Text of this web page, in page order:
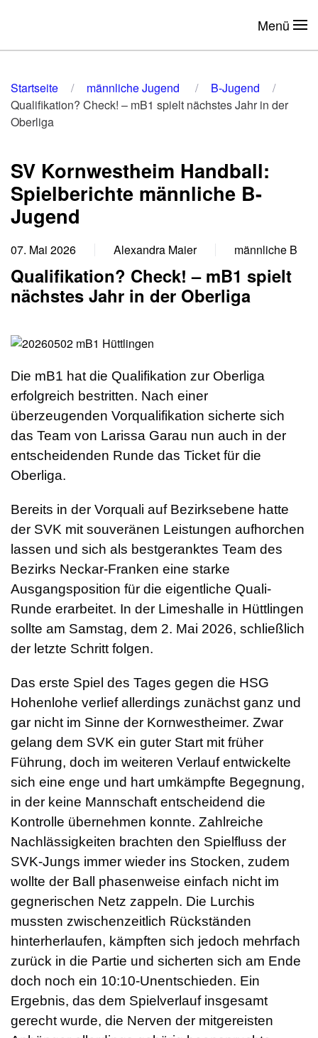
Menü
Startseite männliche Jugend
B-Jugend
Qualifikation? Check! – mB1 spielt nächstes Jahr in der
Oberliga
SV Kornwestheim Handball:
Spielberichte männliche B-
Jugend
07. Mai 2026 Alexandra Maier männliche B
Qualifikation? Check! – mB1 spielt
nächstes Jahr in der Oberliga
Die mB1 hat die Qualifikation zur Oberliga
erfolgreich bestritten. Nach einer
überzeugenden Vorqualifikation sicherte sich
das Team von Larissa Garau nun auch in der
entscheidenden Runde das Ticket für die
Oberliga.
Bereits in der Vorquali auf Bezirksebene hatte
der SVK mit souveränen Leistungen aufhorchen
lassen und sich als bestgeranktes Team des
Bezirks Neckar-Franken eine starke
Ausgangsposition für die eigentliche Quali-
Runde erarbeitet. In der Limeshalle in Hüttlingen
sollte am Samstag, dem 2. Mai 2026, schließlich
der letzte Schritt folgen.
Das erste Spiel des Tages gegen die HSG
Hohenlohe verlief allerdings zunächst ganz und
gar nicht im Sinne der Kornwestheimer. Zwar
gelang dem SVK ein guter Start mit früher
Führung, doch im weiteren Verlauf entwickelte
sich eine enge und hart umkämpfte Begegnung,
in der keine Mannschaft entscheidend die
Kontrolle übernehmen konnte. Zahlreiche
Nachlässigkeiten brachten den Spielfluss der
SVK-Jungs immer wieder ins Stocken, zudem
wollte der Ball phasenweise einfach nicht im
gegnerischen Netz zappeln. Die Lurchis
mussten zwischenzeitlich Rückständen
hinterherlaufen, kämpften sich jedoch mehrfach
zurück in die Partie und sicherten sich am Ende
doch noch ein 10:10-Unentschieden. Ein
Ergebnis, das dem Spielverlauf insgesamt
gerecht wurde, die Nerven der mitgereisten